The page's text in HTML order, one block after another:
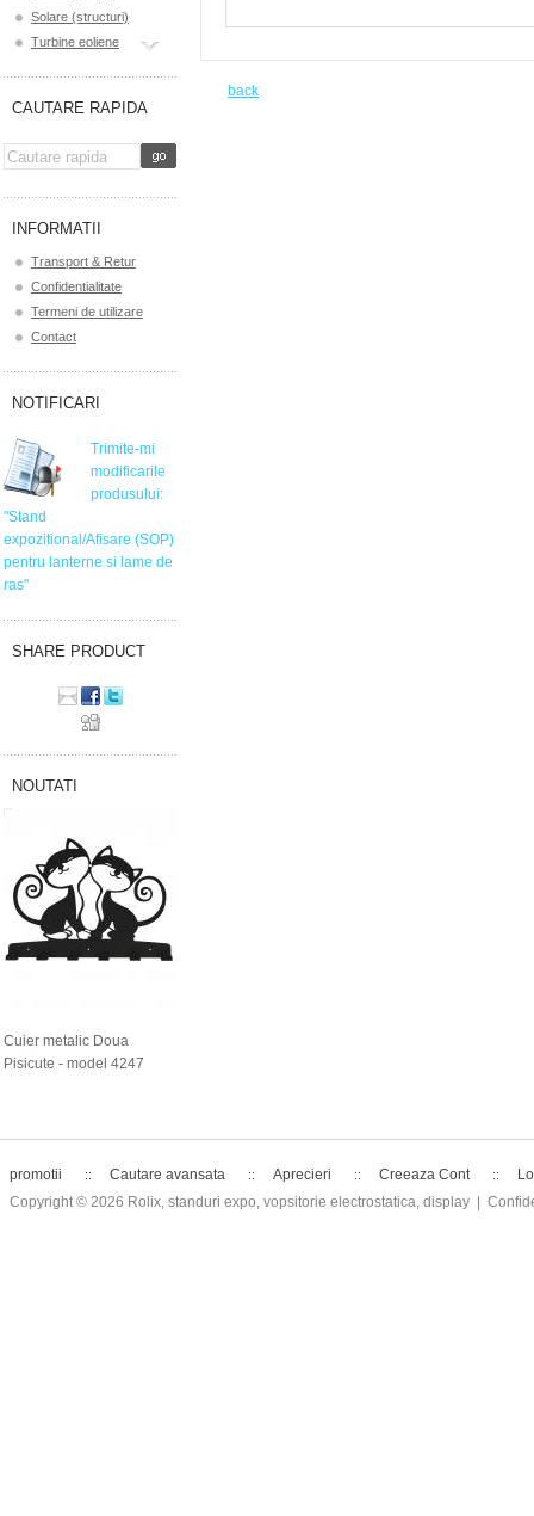
back
Solare (structuri)
Turbine eoliene
CAUTARE RAPIDA
INFORMATII
Transport & Retur
Confidentialitate
Termeni de utilizare
Contact
NOTIFICARI
Trimite-mi
modificarile
produsului:
"Stand
expozitional/Afisare (SOP)
pentru lanterne si lame de
ras"
SHARE PRODUCT
NOUTATI
Cuier metalic Doua
Pisicute - model 4247
promotii Cautare avansata Aprecieri Creeaza Cont
Copyright © 2026 Rolix, standuri expo, vopsitorie electrostatica, display |